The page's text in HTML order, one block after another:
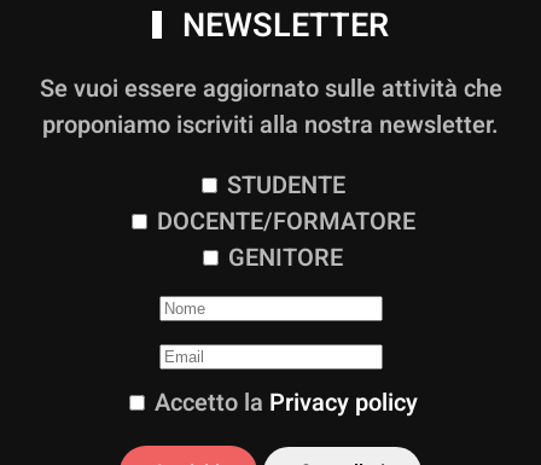
NEWSLETTER
Se vuoi essere aggiornato sulle attività che
proponiamo iscriviti alla nostra newsletter.
STUDENTE
DOCENTE/FORMATORE
GENITORE
Accetto la Privacy policy